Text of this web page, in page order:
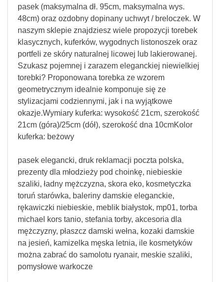
pasek (maksymalna dł. 95cm, maksymalna wys.
48cm) oraz ozdobny dopinany uchwyt / breloczek. W
naszym sklepie znajdziesz wiele propozycji torebek
klasycznych, kuferków, wygodnych listonoszek oraz
portfeli ze skóry naturalnej licowej lub lakierowanej.
Szukasz pojemnej i zarazem eleganckiej niewielkiej
torebki? Proponowana torebka ze wzorem
geometrycznym idealnie komponuje się ze
stylizacjami codziennymi, jak i na wyjątkowe
okazje.Wymiary kuferka: wysokość 21cm, szerokość
21cm (góra)/25cm (dół), szerokość dna 10cmKolor
kuferka: beżowy
pasek elegancki, druk reklamacji poczta polska,
prezenty dla młodzieży pod choinkę, niebieskie
szaliki, ładny mężczyzna, skora eko, kosmetyczka
toruń starówka, baleriny damskie eleganckie,
rękawiczki niebieskie, meblik białystok, mp01, torba
michael kors tanio, stefania torby, akcesoria dla
mężczyzny, płaszcz damski wełna, kozaki damskie
na jesień, kamizelka męska letnia, ile kosmetyków
można zabrać do samolotu ryanair, meskie szaliki,
pomysłowe warkocze